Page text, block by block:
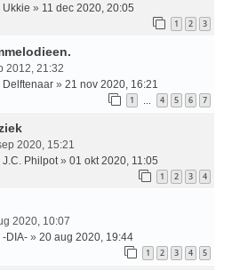
Ukkie » 11 dec 2020, 20:05
1 2 3
2012, 21:32
Delftenaar » 21 nov 2020, 16:21
1 … 4 5 6 7
2020, 15:21
J.C. Philpot » 01 okt 2020, 11:05
1 2 3 4
2020, 10:07
-DIA- » 20 aug 2020, 19:44
1 2 3 4 5